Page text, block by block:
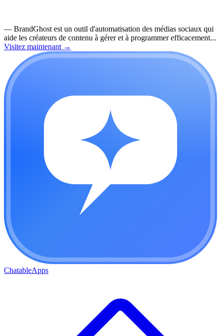
— BrandGhost est un outil d'automatisation des médias sociaux qui
aide les créateurs de contenu à gérer et à programmer efficacement...
Visitez maintenant →
ChatableApps